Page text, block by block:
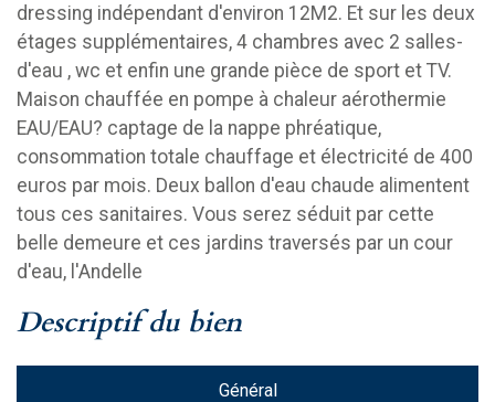
dressing indépendant d'environ 12M2. Et sur les deux
étages supplémentaires, 4 chambres avec 2 salles-
d'eau , wc et enfin une grande pièce de sport et TV.
Maison chauffée en pompe à chaleur aérothermie
EAU/EAU? captage de la nappe phréatique,
consommation totale chauffage et électricité de 400
euros par mois. Deux ballon d'eau chaude alimentent
tous ces sanitaires. Vous serez séduit par cette
belle demeure et ces jardins traversés par un cour
d'eau, l'Andelle
descriptif du bien
Général